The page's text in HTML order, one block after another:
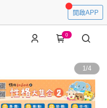
開啟APP
0
1/4